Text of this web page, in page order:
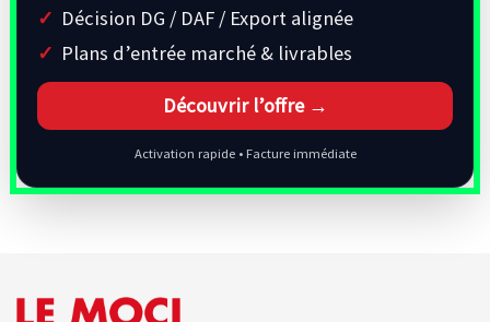
Décision DG / DAF / Export alignée
Plans d’entrée marché & livrables
Découvrir l’offre →
Activation rapide • Facture immédiate